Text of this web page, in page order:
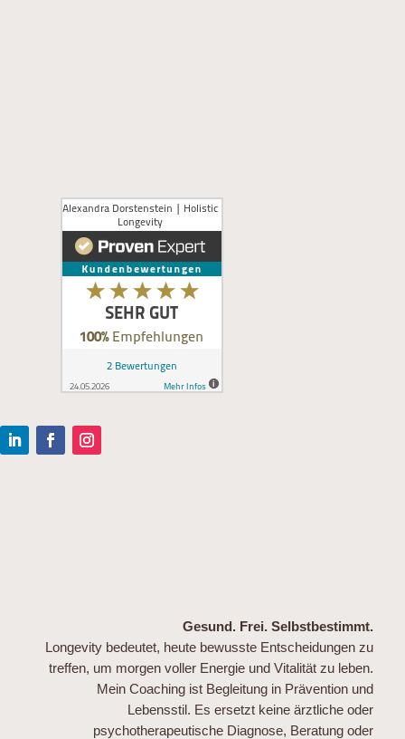
Gesund. Frei. Selbstbestimmt.
Longevity bedeutet, heute bewusste Entscheidungen zu
treffen, um morgen voller Energie und Vitalität zu leben.
Mein Coaching ist Begleitung in Prävention und
Lebensstil. Es ersetzt keine ärztliche oder
psychotherapeutische Diagnose, Beratung oder